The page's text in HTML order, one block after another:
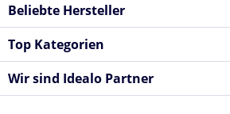
Beliebte Hersteller
Top Kategorien
Wir sind Idealo Partner